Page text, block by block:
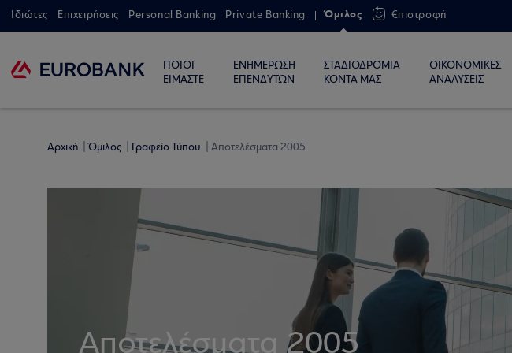
Ιδιώτες Επιχειρήσεις Personal Banking Private Banking Όμιλος €πιστροφή
ΠΟΙΟΙ
ΕΙΜΑΣΤΕ
ΕΝΗΜΕΡΩΣΗ
ΕΠΕΝΔΥΤΩΝ
ΣΤΑΔΙΟΔΡΟΜΙΑ
ΚΟΝΤΑ ΜΑΣ
ΟΙΚΟΝΟΜΙΚΕΣ
ΑΝΑΛΥΣΕΙΣ
Αρχική Όμιλος Γραφείο Τύπου Αποτελέσματα 2005
Αποτελέσματα 2005